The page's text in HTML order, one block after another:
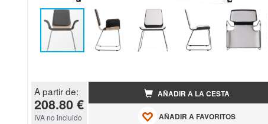
A partir de:
208.80 €
IVA no incluido
AÑADIR A LA CESTA
AÑADIR A FAVORITOS